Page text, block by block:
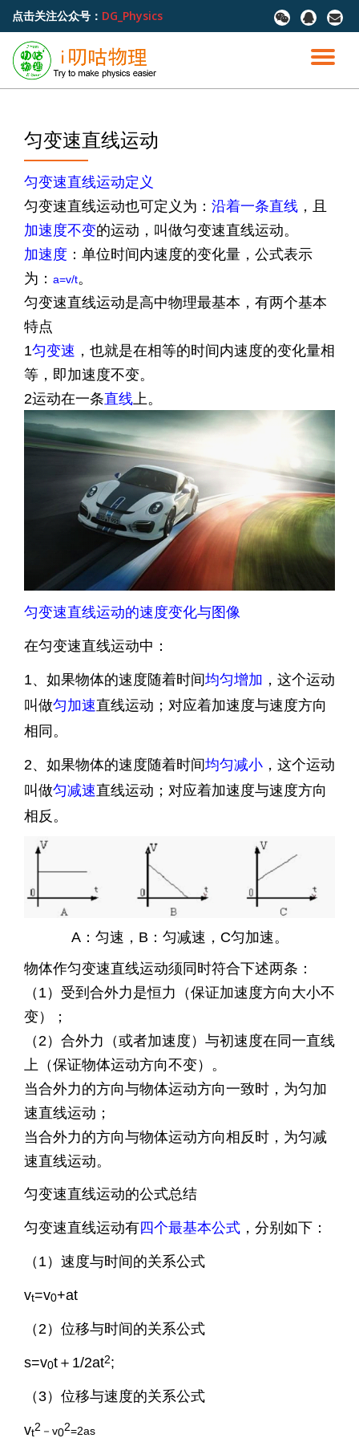
容
点击关注公众号： DG_Physics
fa-
wechat
fa-
qq
fa-
切
匀变速直线运动
匀变速直线运动定义
匀变速直线运动也可定义为： 沿着一条直线 ，且
加速度不变的运动，叫做匀变速直线运动。
加速度 ：单位时间内速度的变化量，公式表示
为： a=v/t。
匀变速直线运动是高中物理最基本，有两个基本
特点
1匀变速 ，也就是在相等的时间内速度的变化量相
等，即加速度不变。
2运动在一条直线上。
匀变速直线运动的速度变化与图像
在匀变速直线运动中：
1、如果物体的速度随着时间均匀增加 ，这个运动
叫做匀加速直线运动；对应着加速度与速度方向
相同。
2、如果物体的速度随着时间均匀减小 ，这个运动
叫做匀减速直线运动；对应着加速度与速度方向
相反。
A：匀速，B：匀减速，C匀加速。
物体作匀变速直线运动须同时符合下述两条：
（1）受到合外力是恒力（保证加速度方向大小不
变）；
（2）合外力（或者加速度）与初速度在同一直线
上（保证物体运动方向不变）。
当合外力的方向与物体运动方向一致时，为匀加
速直线运动；
当合外力的方向与物体运动方向相反时，为匀减
速直线运动。
匀变速直线运动的公式总结
匀变速直线运动有四个最基本公式 ，分别如下：
（1） 速度与时间的关系公式
vt=v0+at
（2） 位移与时间的关系公式
s=v0t＋1/2at2;
（3） 位移与速度的关系公式
vt2 －v02=2as